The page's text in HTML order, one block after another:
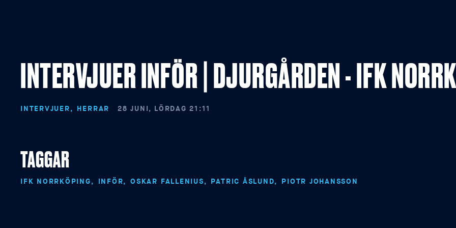
INTERVJUER INFÖR | DJURGÅRDEN - IFK
INTERVJUER HERRAR 28 JUNI, LÖRDAG 21:11
TAGGAR
IFK NORRKÖPING INFÖR OSKAR FALLENIUS PATRIC ÅSLUND PIOTR JOHANSSON